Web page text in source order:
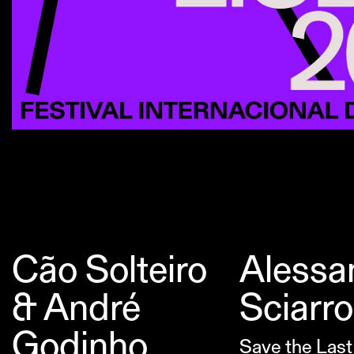
Cão Solteiro
& André
Godinho Save the